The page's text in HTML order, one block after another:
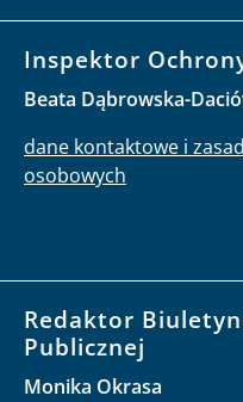
Inspektor
Beata Dąbrowska-
dane kontaktowe i
osobowych
Redaktor
Publicznej
Monika Okrasa